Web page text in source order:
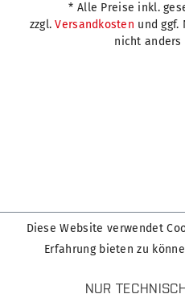
* Alle Preise inkl.
zzgl.Versandkosten und ggf.
nicht anders
Diese Website verwendet
Erfahrung bieten zu
NUR